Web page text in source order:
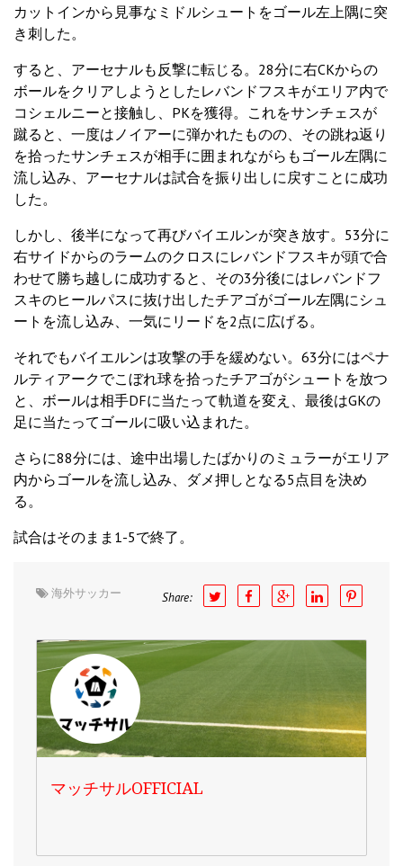
カットインから見事なミドルシュートをゴール左上隅に突
き刺した。
すると、アーセナルも反撃に転じる。28分に右CKからの
ボールをクリアしようとしたレバンドフスキがエリア内で
コシェルニーと接触し、PKを獲得。これをサンチェスが
蹴ると、一度はノイアーに弾かれたものの、その跳ね返り
を拾ったサンチェスが相手に囲まれながらもゴール左隅に
流し込み、アーセナルは試合を振り出しに戻すことに成功
した。
しかし、後半になって再びバイエルンが突き放す。53分に
右サイドからのラームのクロスにレバンドフスキが頭で合
わせて勝ち越しに成功すると、その3分後にはレバンドフ
スキのヒールパスに抜け出したチアゴがゴール左隅にシュ
ートを流し込み、一気にリードを2点に広げる。
それでもバイエルンは攻撃の手を緩めない。63分にはペナ
ルティアークでこぼれ球を拾ったチアゴがシュートを放つ
と、ボールは相手DFに当たって軌道を変え、最後はGKの
足に当たってゴールに吸い込まれた。
さらに88分には、途中出場したばかりのミュラーがエリア
内からゴールを流し込み、ダメ押しとなる5点目を決め
る。
試合はそのまま1-5で終了。
海外サッカー Share:
マッチサルOFFICIAL